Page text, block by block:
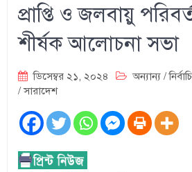
প্রাপ্তি ও জলবায়ু
শীর্ষক আলোচনা সভা
ডিসেম্বর ২১, ২০২৪ অন্যান্য /
/সারাদেশ